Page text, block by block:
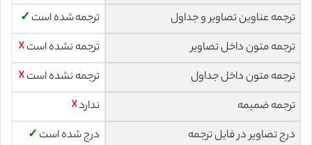
ترجمه عناوین تصاویر و جداول
ترجمه شده است ✓
ترجمه متون داخل تصاویر
ترجمه نشده است☓
ترجمه متون داخل جداول
ترجمه نشده است☓
ترجمه ضمیمه
ندارد☓
درج تصاویر در فایل ترجمه
درج شده است ✓